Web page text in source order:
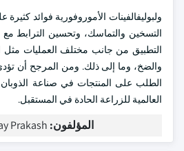
ولبوليفالفينات الأموروفورية فوائد
التسخين والتماسك، وتحسين الترابط مع
التطبيق من جانب مختلف العمليات مثل
والضخ، وما إلى ذلك. ومن المرجح أن
الطلب على المنتجات في صناعة
العالمية للزراعة الحادة في المستقبل.
المؤلفون: Prakash